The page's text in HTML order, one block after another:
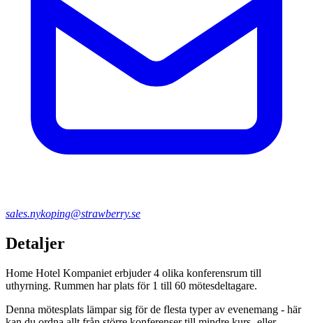
sales.nykoping@strawberry.se
Detaljer
Home Hotel Kompaniet erbjuder 4 olika konferensrum till
uthyrning. Rummen har plats för 1 till 60 mötesdeltagare.
Denna mötesplats lämpar sig för de flesta typer av evenemang - här